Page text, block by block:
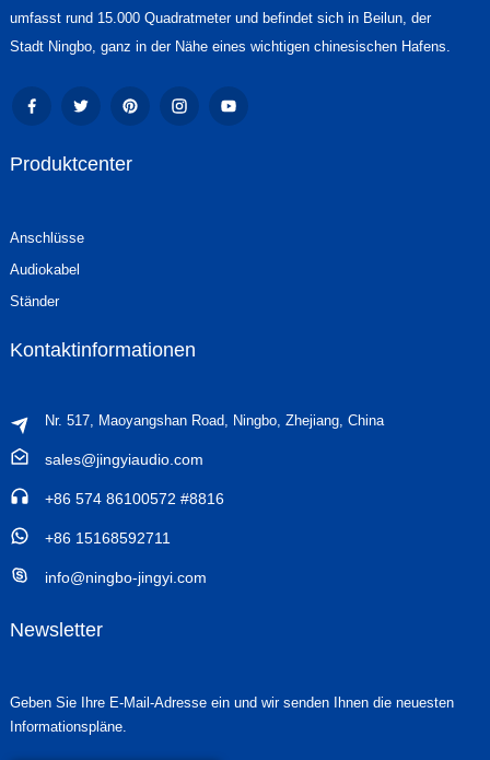
umfasst rund 15.000 Quadratmeter und befindet sich in Beilun, der
Stadt Ningbo, ganz in der Nähe eines wichtigen chinesischen Hafens.
Produktcenter
Anschlüsse
Audiokabel
Ständer
Kontaktinformationen
Nr. 517, Maoyangshan Road, Ningbo, Zhejiang, China
sales@jingyiaudio.com
+86 574 86100572 #8816
+86 15168592711
info@ningbo-jingyi.com
Newsletter
Geben Sie Ihre E-Mail-Adresse ein und wir senden Ihnen die neuesten
Informationspläne.